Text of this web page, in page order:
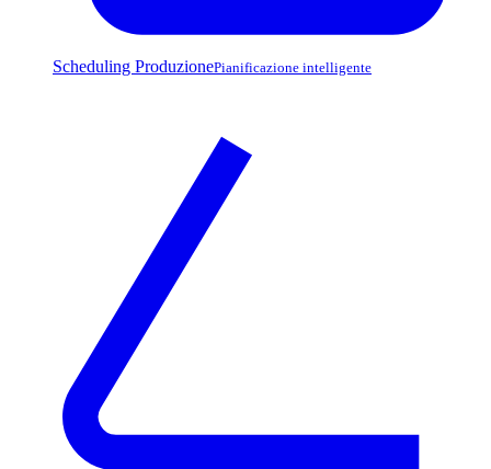
Scheduling ProduzionePianificazione intelligente